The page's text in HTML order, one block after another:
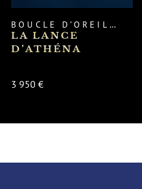
BOUCLE D’OREILLE
LA LANCE
D’ATHÉNA
3 950 €